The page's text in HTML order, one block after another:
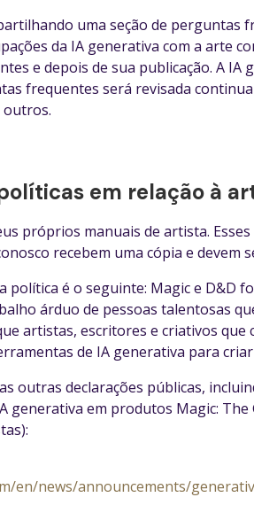
uma seção de perguntas
da IA generativa com a arte
e depois de sua publicação. A
frequentes será revisada
outros.
em relação à
próprios manuais de artista.
recebem uma cópia e devem
política é o seguinte: Magic e D&D
árduo de pessoas talentosas
artistas, escritores e criativos que
de IA generativa para
outras declarações públicas,
generativa em produtos Magic:
en/news/announcements/